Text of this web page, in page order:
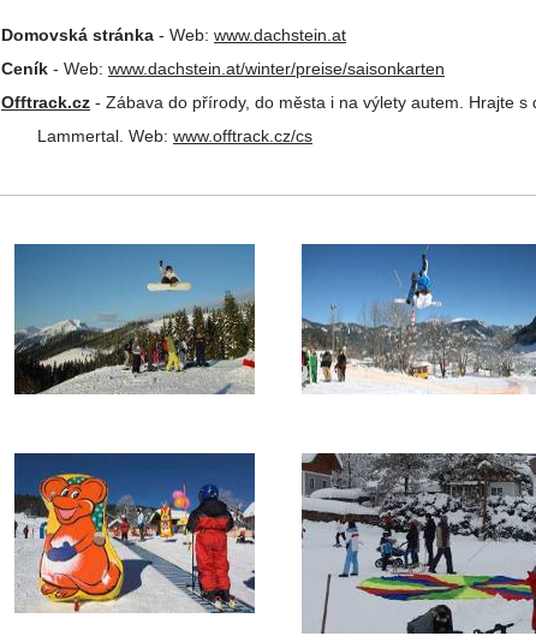
Domovská stránka - Web: www.dachstein.at
Ceník - Web: www.dachstein.at/winter/preise/saisonkarten
Offtrack.cz - Zábava do přírody, do města i na výlety autem. Hrajte
Lammertal. Web: www.offtrack.cz/cs